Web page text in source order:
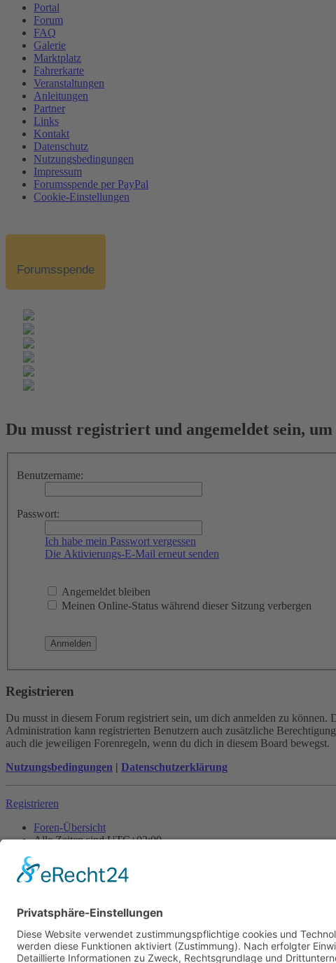
Portal
Forum
FAQ
Galerie
Marktplatz
Fahrerkarte
Veranstaltungen
Anleitungen
Partner
Links
Kontakt
Datenschutz
Nutzungsbedingungen
Impressum
Forumsspende per PayPal
Cookie-Einstellungen
Forumsspende
Du musst registriert und angemeldet sein,
Benutzername:
Passwort:
Ich habe mein Passwort vergessen
Die Aktivierungs-E-Mail erneut senden
Angemeldet bleiben
Meinen Online-Status während dieser Sitzung verbergen
Registrieren
Du musst in diesem Forum registriert sein, um dich anmelden zu
Administration kann registrierten Benutzern auch zusätzliche
auch die jeweiligen Forenregeln, wenn du dich in diesem Board bewegst.
Nutzungsbedingungen | Datenschutzerklärung
Registrieren
Foren-Übersicht
Alle Zeiten sindUTC+02:00
Powered byphpBB® Forum Software © phpBB Limited
Datenschutz |Nutzungsbedingungen